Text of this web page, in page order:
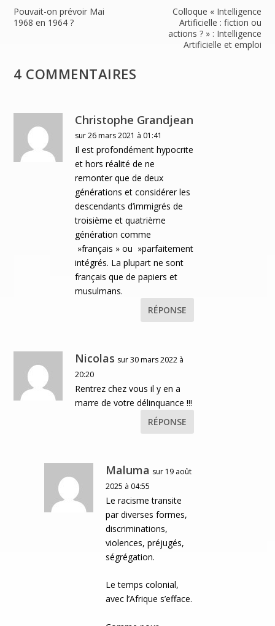
Pouvait-on prévoir Mai
1968 en 1964 ?
Colloque « Intelligence
Artificielle : fiction ou
actions ? » : Intelligence
Artificielle et emploi
4 COMMENTAIRES
Christophe Grandjean
sur 26 mars 2021 à 01:41
Il est profondément hypocrite
et hors réalité de ne
remonter que de deux
générations et considérer les
descendants d’immigrés de
troisième et quatrième
génération comme
»français » ou »parfaitement
intégrés. La plupart ne sont
français que de papiers et
musulmans.
RÉPONSE
Nicolas sur 30 mars 2022 à
20:20
Rentrez chez vous il y en a
marre de votre délinquance !!!
RÉPONSE
Maluma sur 19 août
2025 à 04:55
Le racisme transite
par diverses formes,
discriminations,
violences, préjugés,
ségrégation.
Le temps colonial,
avec l’Afrique s’efface.